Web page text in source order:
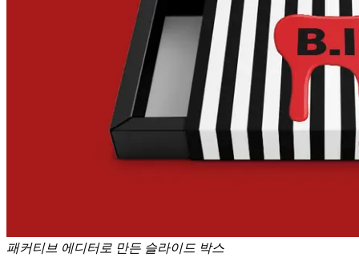
패커티브 에디터로 만든 슬라이드 박스